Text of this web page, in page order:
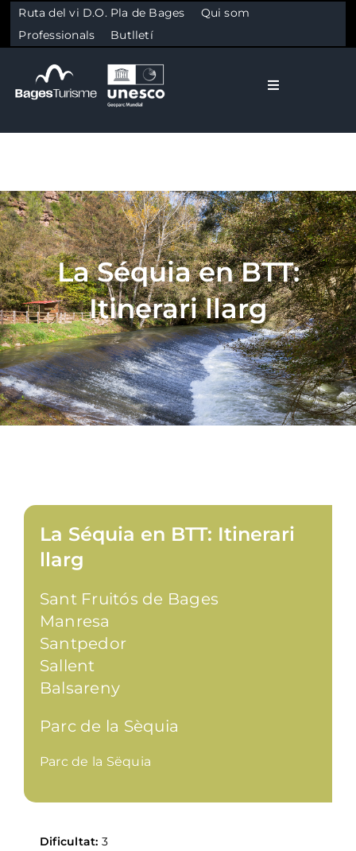
Skip to content
Ruta del vi D.O. Pla de Bages
Qui som
Professionals
Butlletí
Toggle
Cultura
Gastronomia
Planifica
La Séquia en BTT:
Itinerari llarg
La Séquia en BTT: Itinerari
llarg
Sant Fruitós de Bages
Manresa
Santpedor
Sallent
Balsareny
Parc de la Sèquia
Parc de la Sëquia
Dificultat: 3